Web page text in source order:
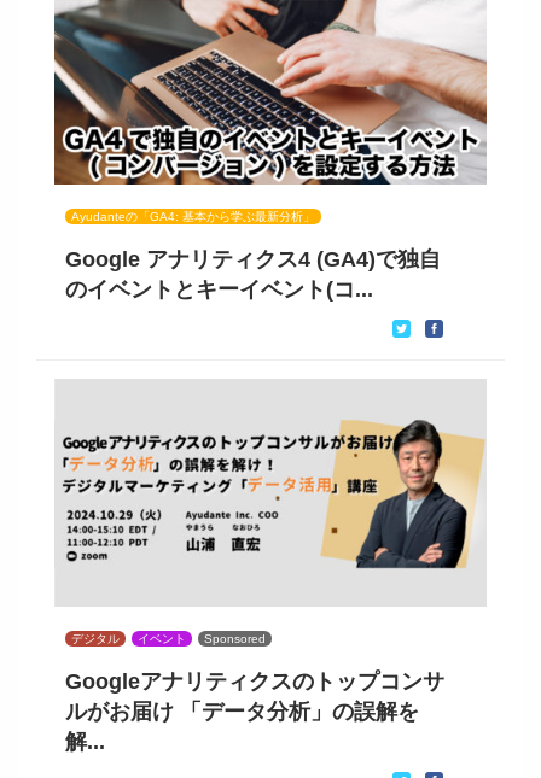
Ayudanteの「GA4: 基本から学ぶ最新分析」
Google アナリティクス4 (GA4)で独自
のイベントとキーイベント(コ...
デジタル イベント Sponsored
Googleアナリティクスのトップコンサ
ルがお届け 「データ分析」の誤解を
解...